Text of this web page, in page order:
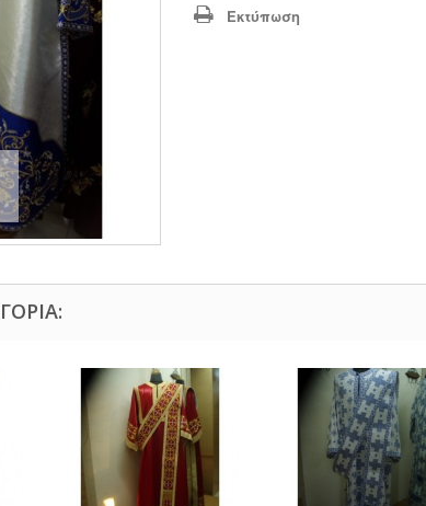
Εκτύπωση